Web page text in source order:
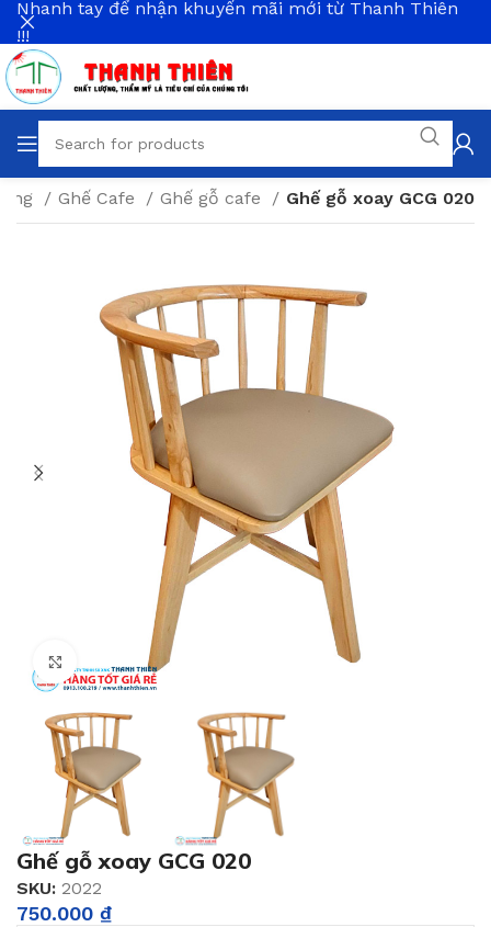
Ghế Cafe Ghế gỗ cafe Ghế gỗ xoay GCG 020
Click to enlarge
Ghế gỗ xoay GCG 020
SKU: 2022
750.000 ₫
Nhanh tay để nhận khuyến mãi mới từ Thanh Thiên
!!!